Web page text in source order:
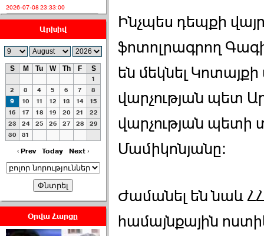
2026-07-08 23:33:00
ՀԱՅԱՊԱՀՊԱՆՈՒԹԻՒՆ՝
ՀԱՒԱՏՔԻ ԵՒ
ԿՐԹՈՒԹԵԱՆ
ՃԱՆԱՊԱՐՀՈՎ ›››
2026-07-06 06:50:00
Ամենաշատը էսօրվանից
Արխիվ
S M Tu W Th F S
1
2
3 4 5 6 7
8
9
10 11 12 13 14
15
16
17 18 19 20 21
22
23
24 25 26 27 28
29
30
31
‹ Prev Today Next ›
Օրվա Հարցը
Ինչպես դեպքի
ֆոտոլրագրող
են մեկնել
վարչության պետ
վարչության պետի
Մամիկոնյանը։
Ժամանել են նաև
համայնքային